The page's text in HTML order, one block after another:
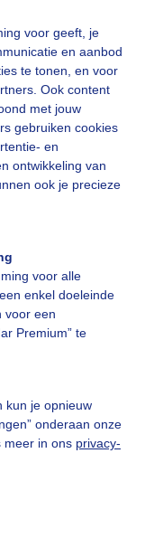
voor geeft, je
en aanbod
te tonen, en voor
Ook content
met jouw
gebruiken cookies
en
ontwikkeling van
ook je precieze
voor alle
enkel doeleinde
voor een
Premium” te
kun je opnieuw
onderaan onze
meer in ons privacy-